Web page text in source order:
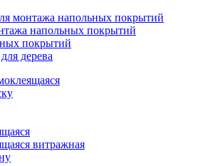
монтажа напольных покрытий
напольных покрытий
покрытий
дерева
витражная